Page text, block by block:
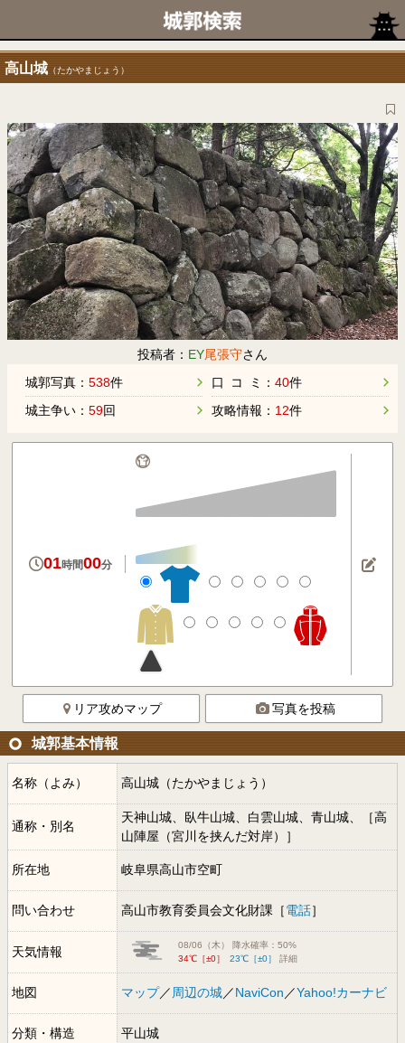
高山城 （たかやまじょう）
投稿者： EY尾張守さん
城郭写真： 538件
城主争い： 59回
口 コ ミ： 40件
攻略情報： 12件
01時間00分
リア攻めマップ 写真を投稿
城郭基本情報
名称（よみ） 高山城（たかやまじょう）
通称・別名
天神山城、臥牛山城、白雲山城、青山城、［高
山陣屋（宮川を挟んだ対岸）］
所在地 岐阜県高山市空町
問い合わせ 高山市教育委員会文化財課［電話］
天気情報
08/06（木） 降水確率：50%
34℃［±0］
23℃［±0］ 詳細
地図 マップ／ 周辺の城／NaviCon ／Yahoo!カーナビ
分類・構造 平山城